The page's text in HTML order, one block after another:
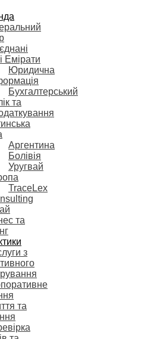
Емірати
Юридична
Бухгалтерський
та
Аргентина
Болівія
Уругвай
TraceLex
та
з
та